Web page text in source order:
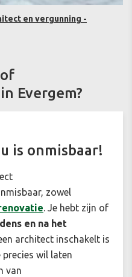
en vergunning -
Evergem?
is onmisbaar!
zowel
. Je hebt zijn of
en na het
architect inschakelt is
wil laten
van